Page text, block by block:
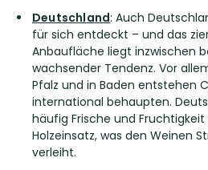
Deutschland: Auch
für sich entdeckt – und das
Anbaufläche liegt inzwischen
wachsender Tendenz. Vor
Pfalz und in Baden entstehen
international behaupten.
häufig Frische und
Holzeinsatz, was den Weinen
verleiht.